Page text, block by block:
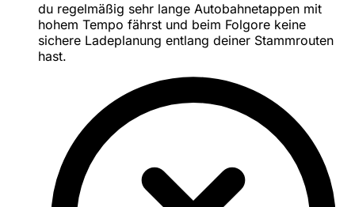
du regelmäßig sehr lange Autobahnetappen mit
hohem Tempo fährst und beim Folgore keine
sichere Ladeplanung entlang deiner Stammrouten
hast.